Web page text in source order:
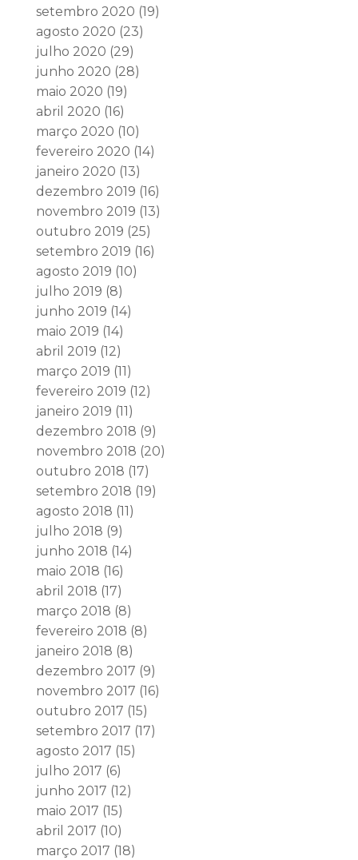
setembro 2020 (19)
agosto 2020 (23)
julho 2020 (29)
junho 2020 (28)
maio 2020 (19)
abril 2020 (16)
março 2020 (10)
fevereiro 2020 (14)
janeiro 2020 (13)
dezembro 2019 (16)
novembro 2019 (13)
outubro 2019 (25)
setembro 2019 (16)
agosto 2019 (10)
julho 2019 (8)
junho 2019 (14)
maio 2019 (14)
abril 2019 (12)
março 2019 (11)
fevereiro 2019 (12)
janeiro 2019 (11)
dezembro 2018 (9)
novembro 2018 (20)
outubro 2018 (17)
setembro 2018 (19)
agosto 2018 (11)
julho 2018 (9)
junho 2018 (14)
maio 2018 (16)
abril 2018 (17)
março 2018 (8)
fevereiro 2018 (8)
janeiro 2018 (8)
dezembro 2017 (9)
novembro 2017 (16)
outubro 2017 (15)
setembro 2017 (17)
agosto 2017 (15)
julho 2017 (6)
junho 2017 (12)
maio 2017 (15)
abril 2017 (10)
março 2017 (18)